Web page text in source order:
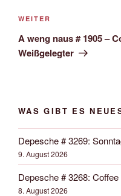
Nächster
Beitrag
WEITER
A weng naus # 1905 –
Weißgelegter
WAS GIBT ES
Depesche # 3269:
9. August 2026
Depesche # 3268:
8. August 2026